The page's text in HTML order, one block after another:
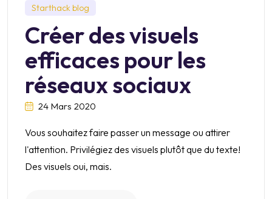
Starthack blog
Créer des visuels
efficaces pour les
réseaux sociaux
24 Mars 2020
Vous souhaitez faire passer un message ou attirer
l'attention. Privilégiez des visuels plutôt que du texte!
Des visuels oui, mais.